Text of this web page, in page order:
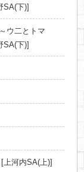
下)]
ウ二とトマ
SA(下)]
上河内SA(上)]